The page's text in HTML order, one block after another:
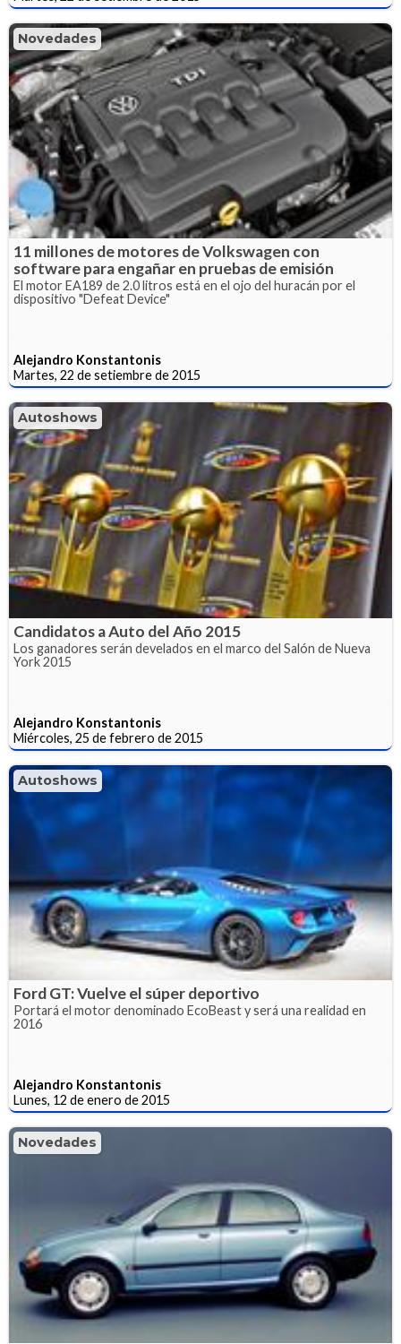
Novedades
11 millones de motores de Volkswagen con
software para engañar en pruebas de emisión
El motor EA189 de 2.0 litros está en el ojo del huracán por el
dispositivo "Defeat Device"
Alejandro Konstantonis
Martes, 22 de setiembre de 2015
Autoshows
Candidatos a Auto del Año 2015
Los ganadores serán develados en el marco del Salón de Nueva
York 2015
Alejandro Konstantonis
Miércoles, 25 de febrero de 2015
Autoshows
Ford GT: Vuelve el súper deportivo
Portará el motor denominado EcoBeast y será una realidad en
2016
Alejandro Konstantonis
Lunes, 12 de enero de 2015
Novedades